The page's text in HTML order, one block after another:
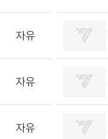
자유
자유
자유